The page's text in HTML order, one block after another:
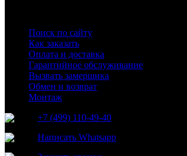
Поиск по сайту
Как заказать
Оплата и доставка
Гарантийное обслуживание
Вызвать замерщика
Обмен и возврат
Монтаж
+7 (499) 110-49-40
Написать Whatsapp